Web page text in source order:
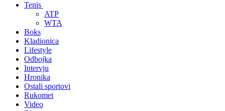
Tenis
ATP
WTA
Boks
Kladionica
Lifestyle
Odbojka
Intervju
Hronika
Ostali sportovi
Rukomet
Video